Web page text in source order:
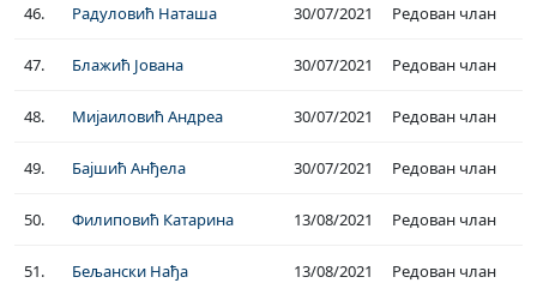
46. Радуловић Наташа 30/07/2021 Редован члан
47. Блажић Јована 30/07/2021 Редован члан
48. Мијаиловић Андреа 30/07/2021 Редован члан
49. Бајшић Анђела 30/07/2021 Редован члан
50. Филиповић Катарина 13/08/2021 Редован члан
51. Бељански Нађа 13/08/2021 Редован члан